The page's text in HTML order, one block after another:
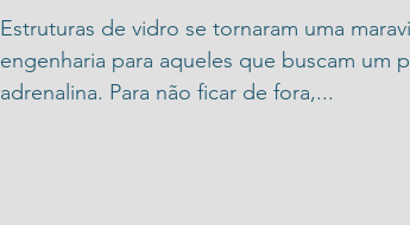
Estruturas de vidro se tornaram uma
engenharia para aqueles que buscam um
adrenalina. Para não ficar de fora,...